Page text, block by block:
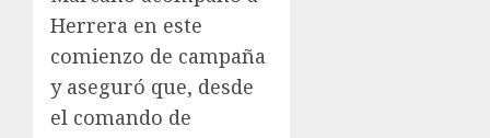
Herrera en este
comienzo de campaña
y aseguró que, desde
el comando de